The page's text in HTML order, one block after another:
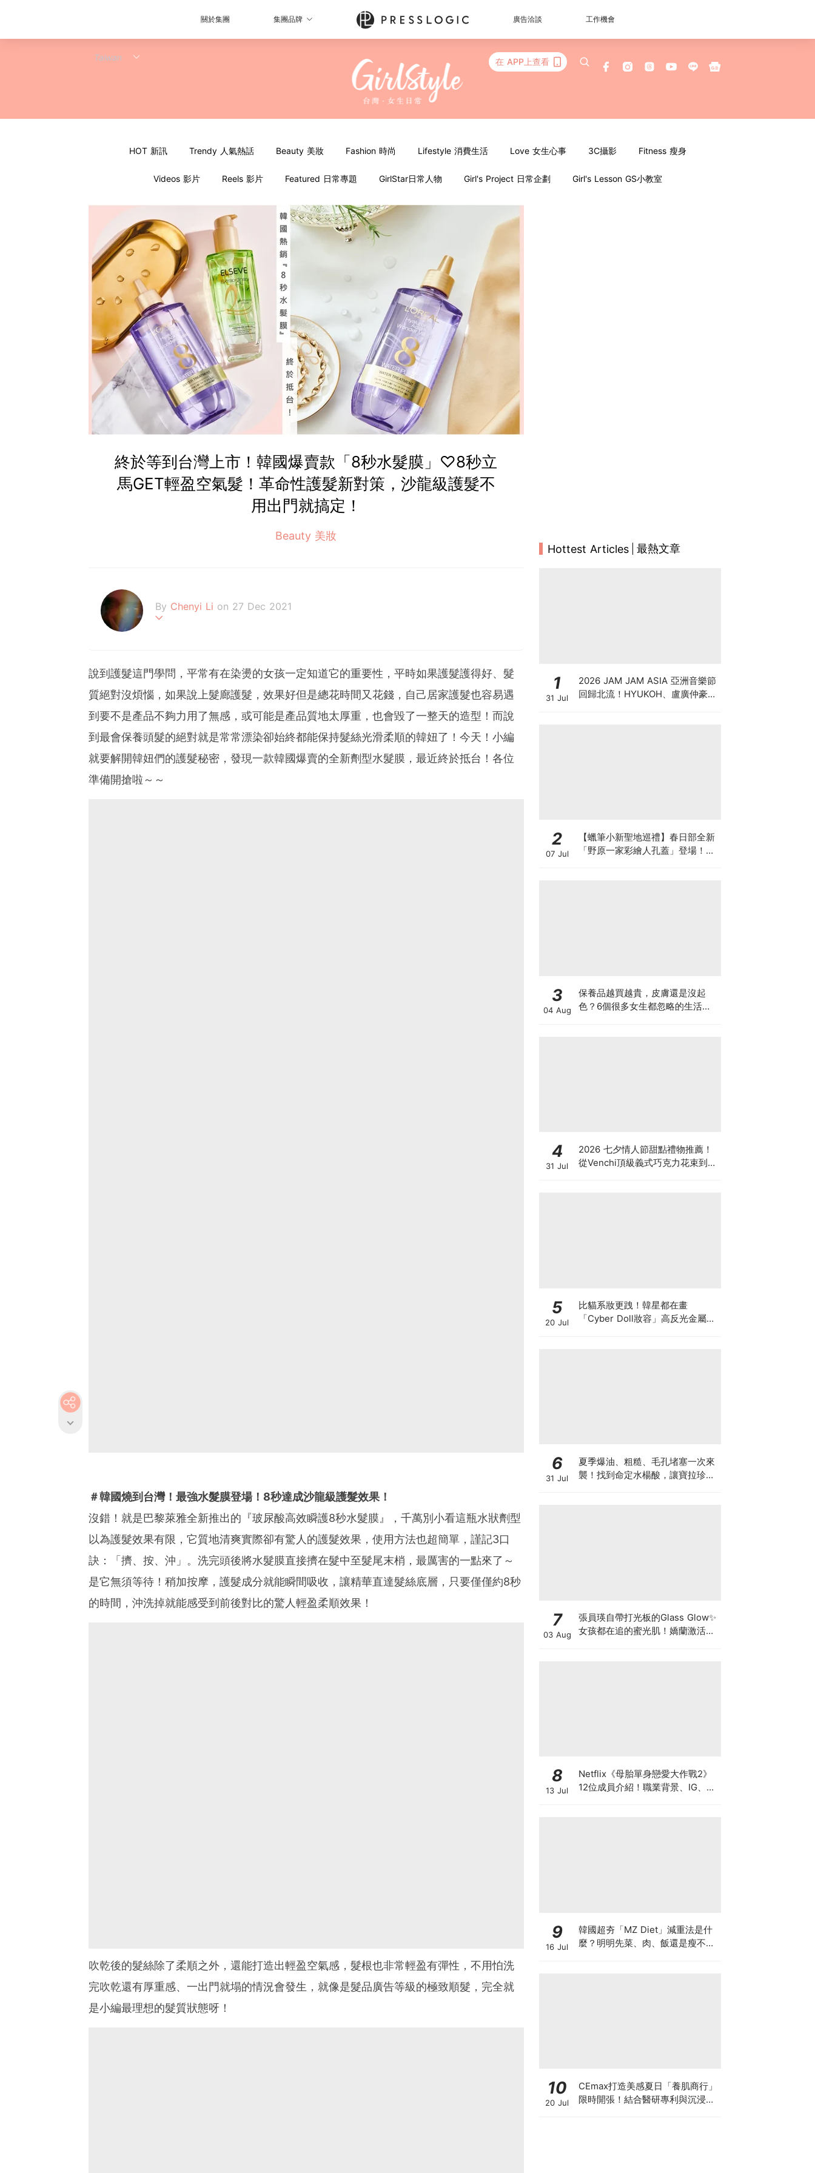
關於集團 集團品牌 廣告洽談 工作機會
在 APP上查看
HOT 新訊 Trendy 人氣熱話 Beauty 美妝 Fashion 時尚 Lifestyle 消費生活 Love 女生心事 3C攝影 Fitness 瘦身
Videos 影片 Reels 影片 Featured 日常專題 GirlStar日常人物 Girl's Project 日常企劃 Girl's Lesson GS小教室
終於等到台灣上市！韓國爆賣款「8秒水髮膜」♡8秒立
馬GET輕盈空氣髮！革命性護髮新對策，沙龍級護髮不
用出門就搞定！
Beauty 美妝
By Chenyi Li on 27 Dec 2021
說到護髮這門學問，平常有在染燙的女孩一定知道它的重要性，平時如果護髮護得好、髮
質絕對沒煩惱，如果說上髮廊護髮，效果好但是總花時間又花錢，自己居家護髮也容易遇
到要不是產品不夠力用了無感，或可能是產品質地太厚重，也會毀了一整天的造型！而說
到最會保養頭髮的絕對就是常常漂染卻始終都能保持髮絲光滑柔順的韓妞了！今天！小編
就要解開韓妞們的護髮秘密，發現一款韓國爆賣的全新劑型水髮膜，最近終於抵台！各位
準備開搶啦～～
＃韓國燒到台灣！最強水髮膜登場！8秒達成沙龍級護髮效果！
沒錯！就是巴黎萊雅全新推出的『玻尿酸高效瞬護8秒水髮膜』，千萬別小看這瓶水狀劑型
以為護髮效果有限，它質地清爽實際卻有驚人的護髮效果，使用方法也超簡單，謹記3口
訣：「擠、按、沖」。洗完頭後將水髮膜直接擠在髮中至髮尾末梢，最厲害的一點來了～
是它無須等待！稍加按摩，護髮成分就能瞬間吸收，讓精華直達髮絲底層，只要僅僅約8秒
的時間，沖洗掉就能感受到前後對比的驚人輕盈柔順效果！
吹乾後的髮絲除了柔順之外，還能打造出輕盈空氣感，髮根也非常輕盈有彈性，不用怕洗
完吹乾還有厚重感、一出門就塌的情況會發生，就像是髮品廣告等級的極致順髮，完全就
是小編最理想的髮質狀態呀！
Hottest Articles 最熱文章
1
31 Jul
2026 JAM JAM ASIA 亞洲音樂節
回歸北流！HYUKOH、盧廣仲豪華
2
07 Jul
【蠟筆小新聖地巡禮】春日部全新
「野原一家彩繪人孔蓋」登場！5
3
04 Aug
保養品越買越貴，皮膚還是沒起
色？6個很多女生都忽略的生活小
4
31 Jul
2026 七夕情人節甜點禮物推薦！
從Venchi頂級義式巧克力花束到
5
20 Jul
比貓系妝更跩！韓星都在畫
「Cyber Doll妝容」高反光金屬感
6
31 Jul
夏季爆油、粗糙、毛孔堵塞一次來
襲！找到命定水楊酸，讓寶拉珍選
7
03 Aug
張員瑛自帶打光板的Glass Glow✨
女孩都在追的蜜光肌！嬌蘭激活能
8
13 Jul
Netflix《母胎單身戀愛大作戰2》
12位成員介紹！職業背景、IG、天
9
16 Jul
韓國超夯「MZ Diet」減重法是什
麼？明明先菜、肉、飯還是瘦不下
10
20 Jul
CEmax打造美感夏日「養肌商行」
限時開張！結合醫研專利與沉浸式